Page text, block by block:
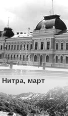
Нитра, март